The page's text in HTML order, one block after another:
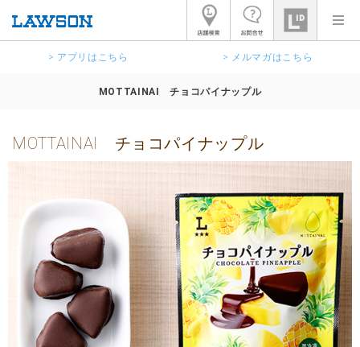
> アプリはこちら > メルマガはこちら
MOTTAINAI チョコパイナップル
MOTTAINAI チョコパイナップル